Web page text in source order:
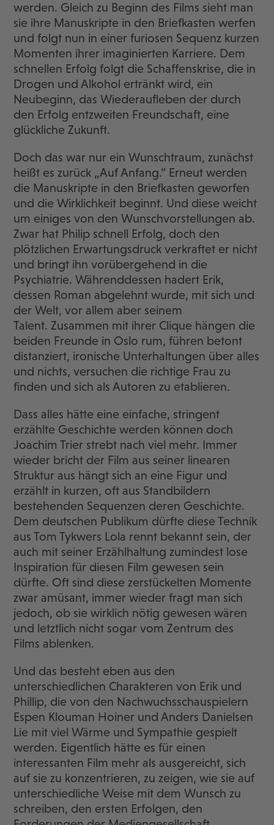
werden. Gleich zu Beginn des Films sieht man
sie ihre Manuskripte in den Briefkasten werfen
und folgt nun in einer furiosen Sequenz kurzen
Momenten ihrer imaginierten Karriere. Dem
schnellen Erfolg folgt die Schaffenskrise, die in
Drogen und Alkohol ertränkt wird, ein
Neubeginn, das Wiederaufleben der durch
den Erfolg entzweiten Freundschaft, eine
glückliche Zukunft.
Doch das war nur ein Wunschtraum, zunächst
heißt es zurück „Auf Anfang.“ Erneut werden
die Manuskripte in den Briefkasten geworfen
und die Wirklichkeit beginnt. Und diese weicht
um einiges von den Wunschvorstellungen ab.
Zwar hat Philip schnell Erfolg, doch den
plötzlichen Erwartungsdruck verkraftet er nicht
und bringt ihn vorübergehend in die
Psychiatrie. Währenddessen hadert Erik,
dessen Roman abgelehnt wurde, mit sich und
der Welt, vor allem aber seinem
Talent. Zusammen mit ihrer Clique hängen die
beiden Freunde in Oslo rum, führen betont
distanziert, ironische Unterhaltungen über alles
und nichts, versuchen die richtige Frau zu
finden und sich als Autoren zu etablieren.
Dass alles hätte eine einfache, stringent
erzählte Geschichte werden können doch
Joachim Trier strebt nach viel mehr. Immer
wieder bricht der Film aus seiner linearen
Struktur aus hängt sich an eine Figur und
erzählt in kurzen, oft aus Standbildern
bestehenden Sequenzen deren Geschichte.
Dem deutschen Publikum dürfte diese Technik
aus Tom Tykwers Lola rennt bekannt sein, der
auch mit seiner Erzählhaltung zumindest lose
Inspiration für diesen Film gewesen sein
dürfte. Oft sind diese zerstückelten Momente
zwar amüsant, immer wieder fragt man sich
jedoch, ob sie wirklich nötig gewesen wären
und letztlich nicht sogar vom Zentrum des
Films ablenken.
Und das besteht eben aus den
unterschiedlichen Charakteren von Erik und
Phillip, die von den Nachwuchsschauspielern
Espen Klouman Hoiner und Anders Danielsen
Lie mit viel Wärme und Sympathie gespielt
werden. Eigentlich hätte es für einen
interessanten Film mehr als ausgereicht, sich
auf sie zu konzentrieren, zu zeigen, wie sie auf
unterschiedliche Weise mit dem Wunsch zu
schreiben, den ersten Erfolgen, den